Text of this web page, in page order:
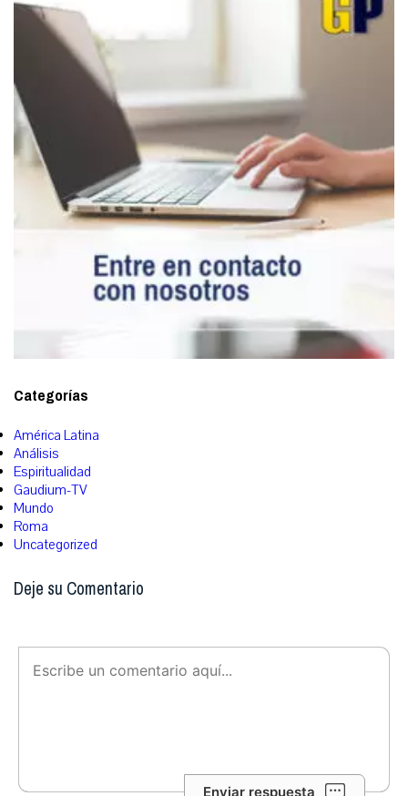
Categorías
América Latina
Análisis
Espiritualidad
Gaudium-TV
Mundo
Roma
Uncategorized
Deje su Comentario
Enviar respuesta